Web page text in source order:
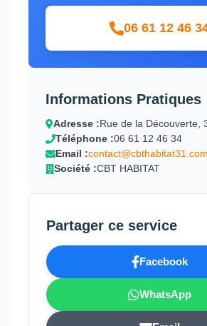
06 61 12 46
Informations Pratiques
Adresse :Rue de la Découverte,
Téléphone :06 61 12 46 34
Email :contact@cbthabitat31.com
Société :CBT HABITAT
Partager ce service
Facebook
WhatsApp